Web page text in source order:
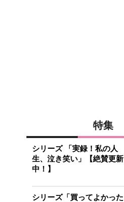
特集
シリーズ 「実録！私の人
生、泣き笑い」【絶賛更新
中！】
シリーズ「買ってよかった